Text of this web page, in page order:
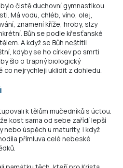
čistě duchovní gymnastikou
Má vodu, chléb, víno, olej,
znamení kříže, hroby, slzy
Bůh se podle křesťanské
A když se Bůh neštítil
kdyby se ho církev po smrti
šlo o trapný biologický
nejrychleji uklidit z dohledu.
k tělům mučedníků s úctou.
kost sama od sebe zařídí lepší
nebo úspěch u maturity, i když
přímluva celé nebeské